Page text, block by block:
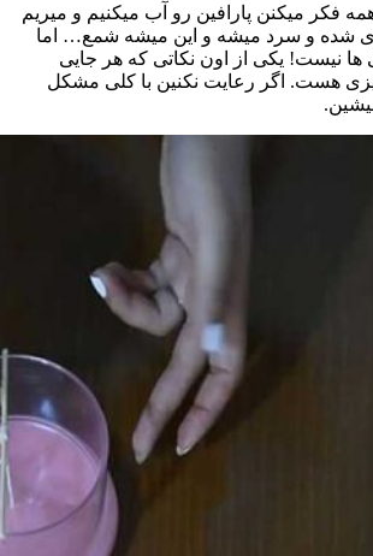
فکر میکنن پارافین رو آب میکنیم و میریم
شده و سرد میشه و این میشه شمع… اما
ها نیست! یکی از اون نکاتی که هر جایی
هست. اگر رعایت نکنین با کلی مشکل